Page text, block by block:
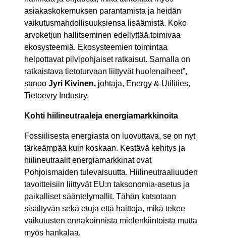
asiakaskokemuksen parantamista ja heidän
vaikutusmahdollisuuksiensa lisäämistä. Koko
arvoketjun hallitseminen edellyttää toimivaa
ekosysteemiä. Ekosysteemien toimintaa
helpottavat pilvipohjaiset ratkaisut. Samalla on
ratkaistava tietoturvaan liittyvät huolenaiheet”,
sanoo Jyri Kivinen, johtaja, Energy & Utilities,
Tietoevry Industry.
Kohti hiilineutraaleja energiamarkkinoita
Fossiilisesta energiasta on luovuttava, se on nyt
tärkeämpää kuin koskaan. Kestävä kehitys ja
hiilineutraalit energiamarkkinat ovat
Pohjoismaiden tulevaisuutta. Hiilineutraaliuuden
tavoitteisiin liittyvät EU:n taksonomia-asetus ja
paikalliset sääntelymallit. Tähän katsotaan
sisältyvän sekä etuja että haittoja, mikä tekee
vaikutusten ennakoinnista mielenkiintoista mutta
myös hankalaa.